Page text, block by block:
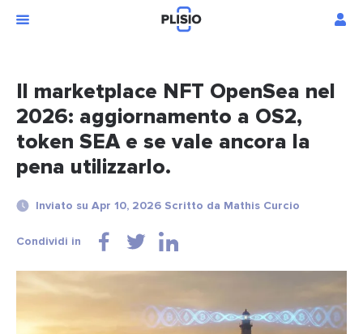
Il marketplace NFT OpenSea nel
2026: aggiornamento a OS2,
token SEA e se vale ancora la
pena utilizzarlo.
Inviato su Apr 10, 2026 Scritto da Mathis Curcio
Condividi in